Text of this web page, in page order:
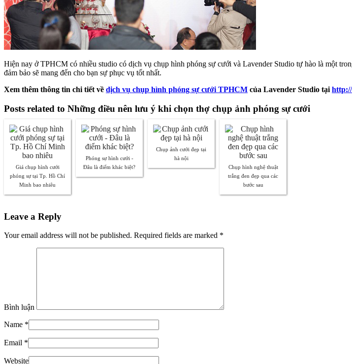
Hiện nay ở TPHCM có nhiều studio có dịch vụ chụp hình phóng sự cưới và Lavender Studio tự hào là một
đảm bảo sẽ mang đến cho bạn sự phục vụ tốt nhất.
Xem thêm thông tin chi tiết về dịch vụ chụp hình phóng sự cưới TPHCM của Lavender Studio tại
Posts related to Những điều nên lưu ý khi chọn thợ chụp ảnh phóng sự cưới
Giá chụp hình cưới
phóng sự tại Tp. Hồ Chí
Minh bao nhiêu
Phóng sự hình cưới -
Đâu là điểm khác biệt?
Chụp ảnh cưới đẹp tại
hà nội
Chụp hình nghệ thuật
trắng đen đẹp qua các
bước sau
Leave a Reply
Your email address will not be published. Required fields are marked *
Bình luận
Name *
Email *
Website